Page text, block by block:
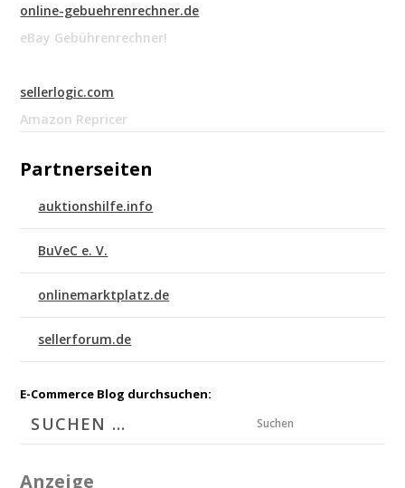
online-gebuehrenrechner.de
eBay Gebührenrechner!
sellerlogic.com
Amazon Repricer
Partnerseiten
auktionshilfe.info
BuVeC e. V.
onlinemarktplatz.de
sellerforum.de
E-Commerce Blog durchsuchen:
Suchen
Anzeige